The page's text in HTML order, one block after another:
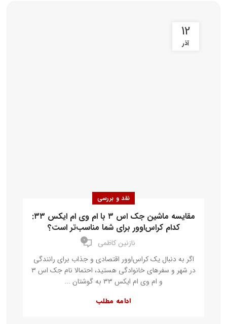
12
آذر
نقد و بررسی
مقایسه ماشین جک اس ۳ با ام وی ام ایکس ۳۳:
کدام کراس‌اوور برای شما مناسب‌تر است؟
نازنین کاظمی ۰
اگر به دنبال یک کراس‌اوور اقتصادی و جذاب برای رانندگی
در شهر و سفرهای خانوادگی هستید، احتمالا نام جک اس ۳
و ام وی ام ایکس ۳۳ به گوشتان ...
ادامه مطلب